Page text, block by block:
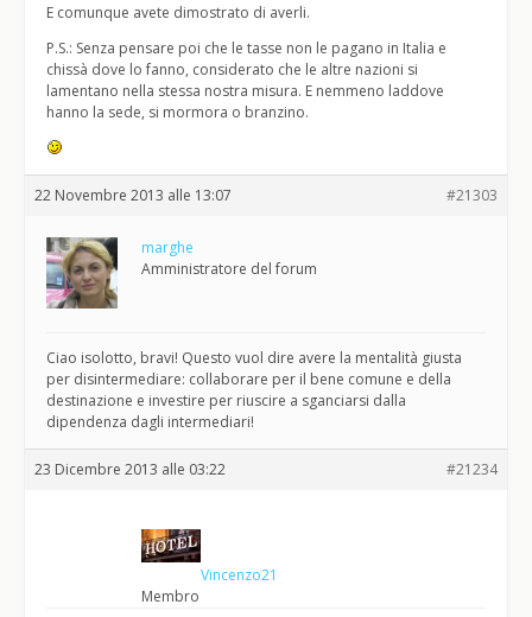
E comunque avete dimostrato di averli.
P.S.: Senza pensare poi che le tasse non le pagano in Italia e
chissà dove lo fanno, considerato che le altre nazioni si
lamentano nella stessa nostra misura. E nemmeno laddove
hanno la sede, si mormora o branzino.
22 Novembre 2013 alle 13:07 #21303
marghe
Amministratore del forum
Ciao isolotto, bravi! Questo vuol dire avere la mentalità giusta
per disintermediare: collaborare per il bene comune e della
destinazione e investire per riuscire a sganciarsi dalla
dipendenza dagli intermediari!
23 Dicembre 2013 alle 03:22 #21234
Vincenzo21
Membro